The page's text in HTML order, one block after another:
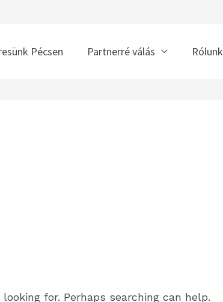
Pécsen Partnerré válás Rólunk
for. Perhaps searching can help.